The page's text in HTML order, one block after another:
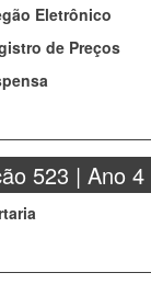
Eletrônico
de Preços
523 | Ano 4